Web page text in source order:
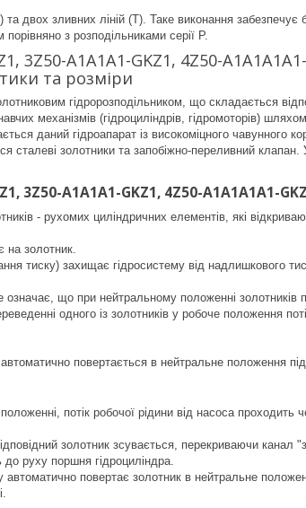
та двох зливних ліній (T). Таке виконання забезпечує
з розподільниками серії P.
3Z50-A1A1A1-GKZ1, 4Z50-
та розміри
гідророзподільником, що складається
механізмів (гідроциліндрів, гідромоторів)
даний гідроапарат із високоміцного чавунного
сталеві золотники та запобіжно-переливний
3Z50-A1A1A1-GKZ1, 4Z50-A1A1A1A1-
- рухомих циліндричних елементів, які
на золотник.
тиску) захищає гідросистему від надлишкового
що при нейтральному положенні золотників
одного із золотників у робоче положення
повертається в нейтральне положення
потік робочої рідини від насоса проходить
золотник зсувається, перекриваючи канал
руху поршня гідроциліндра.
повертає золотник в нейтральне